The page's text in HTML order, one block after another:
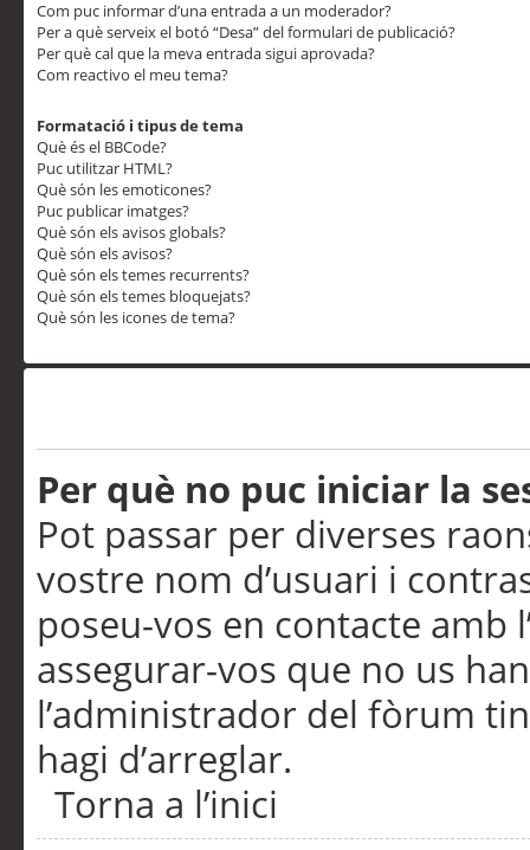
Com puc informar d’una entrada a un moderador?
Per a què serveix el botó “Desa” del formulari de publicació?
Per què cal que la meva entrada sigui aprovada?
Com reactivo el meu tema?
Formatació i tipus de tema
Què és el BBCode?
Puc utilitzar HTML?
Què són les emoticones?
Puc publicar imatges?
Què són els avisos globals?
Què són els avisos?
Què són els temes recurrents?
Què són els temes bloquejats?
Què són les icones de tema?
Per què no puc iniciar la
Pot passar per diverses
vostre nom d’usuari i
poseu-vos en contacte
assegurar-vos que no us
l’administrador del fòrum
hagi d’arreglar.
Torna a l’inici